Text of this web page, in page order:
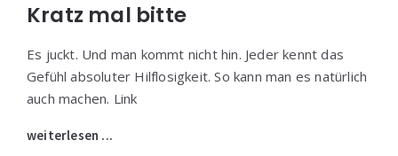
Kratz mal bitte
Es juckt. Und man kommt nicht hin. Jeder kennt das
Gefühl absoluter Hilflosigkeit. So kann man es natürlich
auch machen. Link
weiterlesen ...